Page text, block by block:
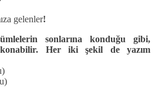
gelenler!
sonlarına konduğu gibi,
Her iki şekil de yazım